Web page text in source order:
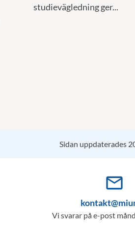
studievägledning ger...
Sidan uppdaterades
mail_outline
Vi svarar på e-post